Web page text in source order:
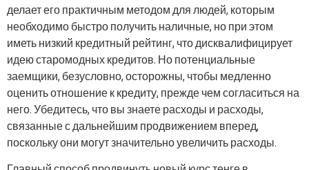
делает его практичным методом для людей, которым
необходимо быстро получить наличные, но при этом
иметь низкий кредитный рейтинг, что дисквалифицирует
идею старомодных кредитов. Но потенциальные
заемщики, безусловно, осторожны, чтобы медленно
оценить отношение к кредиту, прежде чем согласиться на
него. Убедитесь, что вы знаете расходы и расходы,
связанные с дальнейшим продвижением вперед,
поскольку они могут значительно увеличить расходы.